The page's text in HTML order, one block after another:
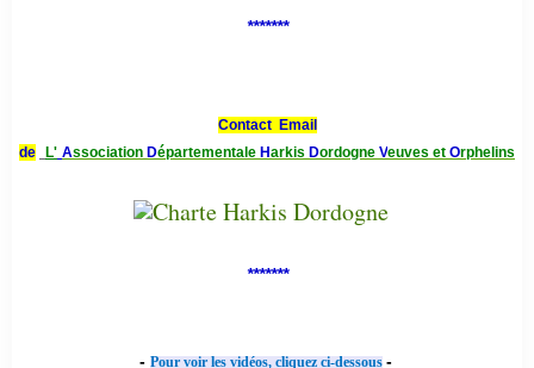
*******
Contact Email
de L' Association Départementale Harkis Dordogne Veuves et Orphelins
*******
- Pour voir les vidéos, cliquez ci-dessous -